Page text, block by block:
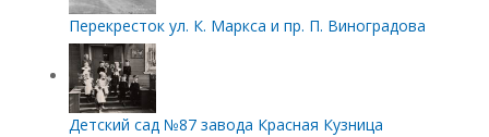
Перекресток ул. К. Маркса и пр. П. Виноградова
Детский сад №87 завода Красная Кузница